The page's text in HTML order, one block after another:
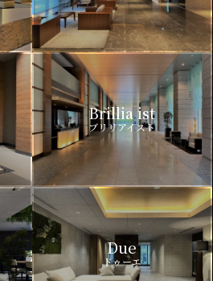
Brillia ist
ブリリアイスト
Due
ドゥーエ